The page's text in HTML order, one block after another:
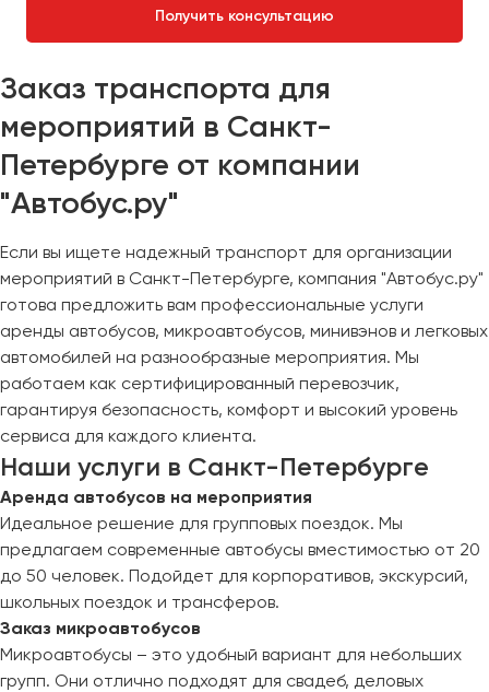
Получить консультацию
Заказ транспорта для
мероприятий в Санкт-
Петербурге от компании
"Автобус.ру"
Если вы ищете надежный транспорт для организации
мероприятий в Санкт-Петербурге, компания "Автобус.ру"
готова предложить вам профессиональные услуги
аренды автобусов, микроавтобусов, минивэнов и легковых
автомобилей на разнообразные мероприятия. Мы
работаем как сертифицированный перевозчик,
гарантируя безопасность, комфорт и высокий уровень
сервиса для каждого клиента.
Наши услуги в Санкт-Петербурге
Аренда автобусов на мероприятия
Идеальное решение для групповых поездок. Мы
предлагаем современные автобусы вместимостью от 20
до 50 человек. Подойдет для корпоративов, экскурсий,
школьных поездок и трансферов.
Заказ микроавтобусов
Микроавтобусы – это удобный вариант для небольших
групп. Они отлично подходят для свадеб, деловых